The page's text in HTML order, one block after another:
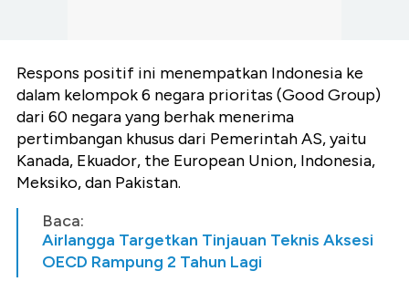
Respons positif ini menempatkan Indonesia ke
dalam kelompok 6 negara prioritas (Good Group)
dari 60 negara yang berhak menerima
pertimbangan khusus dari Pemerintah AS, yaitu
Kanada, Ekuador, the European Union, Indonesia,
Meksiko, dan Pakistan.
Baca:
Airlangga Targetkan Tinjauan Teknis Aksesi
OECD Rampung 2 Tahun Lagi